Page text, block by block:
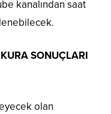
kanalından saat
SONUÇLARI
olan